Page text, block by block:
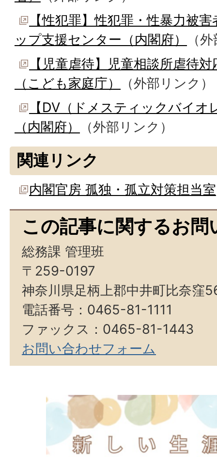
【性犯罪】性犯罪・性暴力被
ップ支援センター（内閣府）
（
【児童虐待】児童相談所虐待
（こども家庭庁）
（外部リンク）
【DV（ドメスティックバイ
（内閣府）
（外部リンク）
関連リンク
内閣官房 孤独・孤立対策担当室
この記事に関するお問
総務課 管理班
〒259-0197
神奈川県足柄上郡中井町比奈窪
電話番号：0465-81-1111
ファックス：0465-81-1443
お問い合わせフォーム